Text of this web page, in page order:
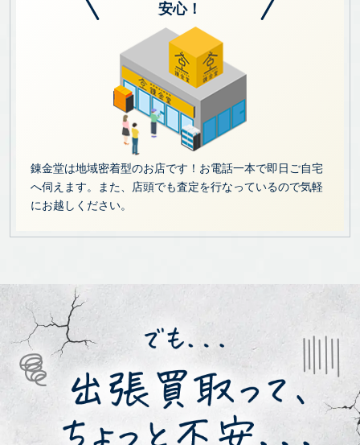
安心！
錬金堂は地域密着型のお店です！お電話一本で即日ご自宅
へ伺えます。また、店頭でも査定を行なっているので気軽
にお越しください。